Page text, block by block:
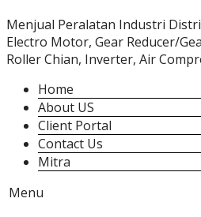
Menjual Peralatan Industri
Electro Motor, Gear Reducer/
Roller Chian, Inverter, Air
Home
About US
Client Portal
Contact Us
Mitra
Menu